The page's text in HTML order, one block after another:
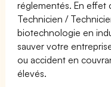
réglementés. En effet
Technicien /
biotechnologie en
sauver votre
ou accident en
élevés.